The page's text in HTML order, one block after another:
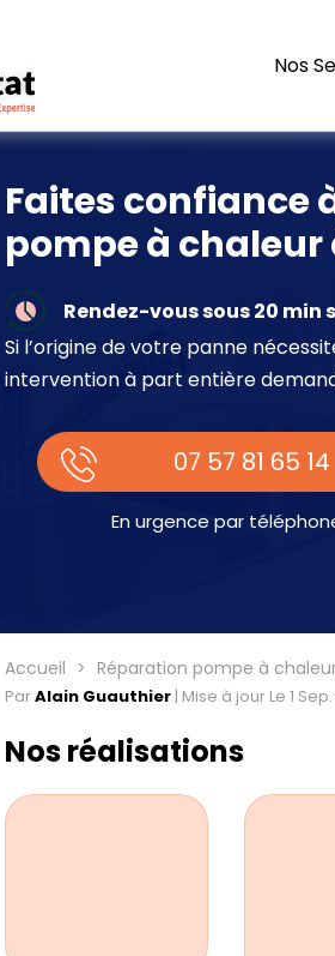
Nos
Faites confiance
pompe à chaleur
Rendez-vous sous 20
Si l’origine de votre panne
intervention à part entière
07 57 81 65 14
En urgence par
Accueil Réparation pompe à
ParAlain Guauthier | Mise à jour Le 1
Nos réalisations